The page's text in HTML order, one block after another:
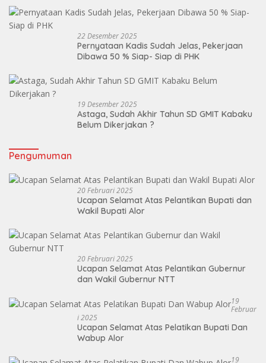
22 Desember 2025
Pernyataan Kadis Sudah Jelas, Pekerjaan
Dibawa 50 % Siap- Siap di PHK
19 Desember 2025
Astaga, Sudah Akhir Tahun SD GMIT Kabaku
Belum Dikerjakan ?
Pengumuman
20 Februari 2025
Ucapan Selamat Atas Pelantikan Bupati dan
Wakil Bupati Alor
20 Februari 2025
Ucapan Selamat Atas Pelantikan Gubernur
dan Wakil Gubernur NTT
19
Februar
I 2025
Ucapan Selamat Atas Pelatikan Bupati Dan
Wabup Alor
19